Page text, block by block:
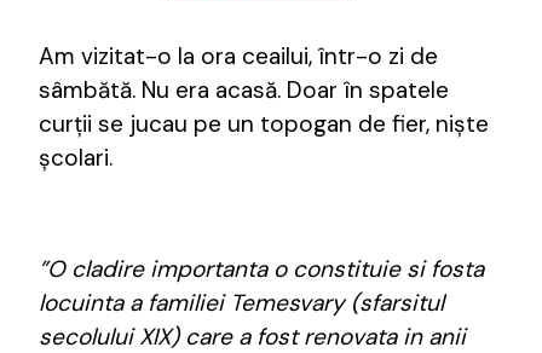
Am vizitat-o la ora ceailui, într-o zi de
sâmbătă. Nu era acasă. Doar în spatele
curții se jucau pe un topogan de fier, niște
școlari.
”O cladire importanta o constituie si fosta
locuinta a familiei Temesvary (sfarsitul
secolului XIX) care a fost renovata in anii